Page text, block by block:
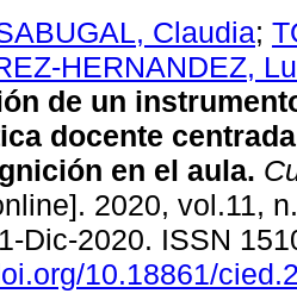
Claudia;
HERNANDEZ,
de un
docente
en el aula.
2020, vol.11,
Dic-2020. ISSN
10.18861/